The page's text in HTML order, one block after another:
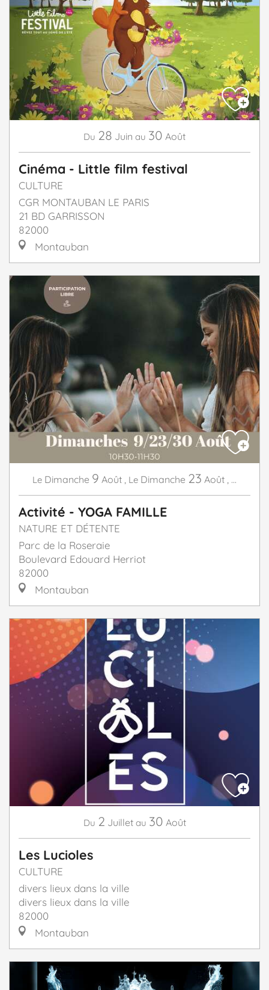
Du 28 Juin au 30 Août
Cinéma - Little film festival
CULTURE
CGR MONTAUBAN LE PARIS
21 BD GARRISSON
82000
Montauban
Le Dimanche 9 Août Le Dimanche 23 Août ...
Activité - YOGA FAMILLE
NATURE ET DÉTENTE
Parc de la Roseraie
Boulevard Edouard Herriot
82000
Montauban
Du 2 Juillet au 30 Août
Les Lucioles
CULTURE
divers lieux dans la ville
divers lieux dans la ville
82000
Montauban